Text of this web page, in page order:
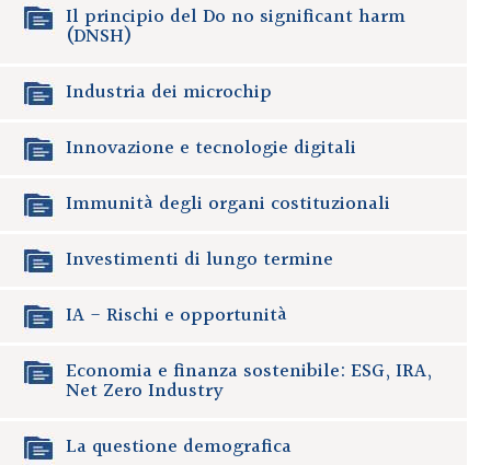
Il principio del Do no significant harm
(DNSH)
Industria dei microchip
Innovazione e tecnologie digitali
Immunità degli organi costituzionali
Investimenti di lungo termine
IA - Rischi e opportunità
Economia e finanza sostenibile: ESG, IRA,
Net Zero Industry
La questione demografica